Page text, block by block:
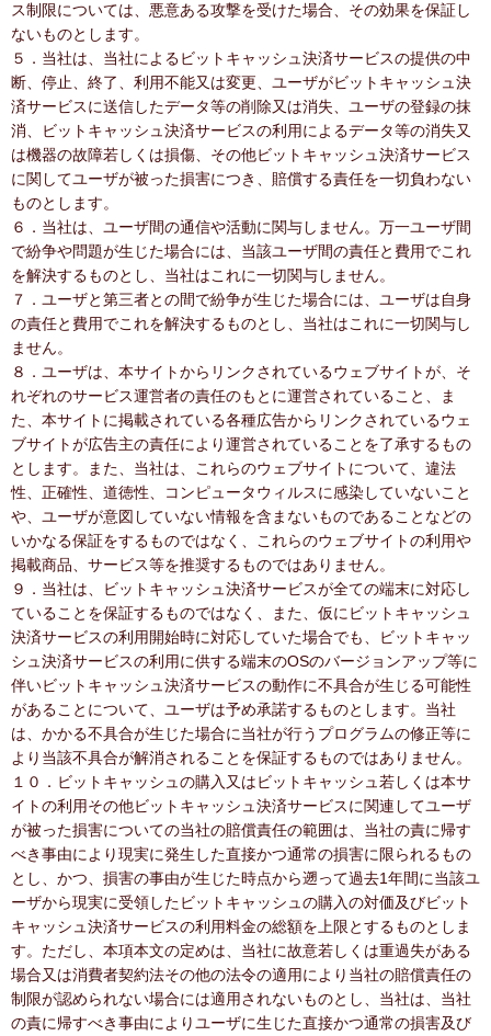
ス制限については、悪意ある攻撃を受けた場合、その効果を保証し
ないものとします。
５．当社は、当社によるビットキャッシュ決済サービスの提供の中
断、停止、終了、利用不能又は変更、ユーザがビットキャッシュ決
済サービスに送信したデータ等の削除又は消失、ユーザの登録の抹
消、ビットキャッシュ決済サービスの利用によるデータ等の消失又
は機器の故障若しくは損傷、その他ビットキャッシュ決済サービス
に関してユーザが被った損害につき、賠償する責任を一切負わない
ものとします。
６．当社は、ユーザ間の通信や活動に関与しません。万一ユーザ間
で紛争や問題が生じた場合には、当該ユーザ間の責任と費用でこれ
を解決するものとし、当社はこれに一切関与しません。
７．ユーザと第三者との間で紛争が生じた場合には、ユーザは自身
の責任と費用でこれを解決するものとし、当社はこれに一切関与し
ません。
８．ユーザは、本サイトからリンクされているウェブサイトが、そ
れぞれのサービス運営者の責任のもとに運営されていること、ま
た、本サイトに掲載されている各種広告からリンクされているウェ
ブサイトが広告主の責任により運営されていることを了承するもの
とします。また、当社は、これらのウェブサイトについて、違法
性、正確性、道徳性、コンピュータウィルスに感染していないこと
や、ユーザが意図していない情報を含まないものであることなどの
いかなる保証をするものではなく、これらのウェブサイトの利用や
掲載商品、サービス等を推奨するものではありません。
９．当社は、ビットキャッシュ決済サービスが全ての端末に対応し
ていることを保証するものではなく、また、仮にビットキャッシュ
決済サービスの利用開始時に対応していた場合でも、ビットキャッ
シュ決済サービスの利用に供する端末のOSのバージョンアップ等に
伴いビットキャッシュ決済サービスの動作に不具合が生じる可能性
があることについて、ユーザは予め承諾するものとします。当社
は、かかる不具合が生じた場合に当社が行うプログラムの修正等に
より当該不具合が解消されることを保証するものではありません。
１０．ビットキャッシュの購入又はビットキャッシュ若しくは本サ
イトの利用その他ビットキャッシュ決済サービスに関連してユーザ
が被った損害についての当社の賠償責任の範囲は、当社の責に帰す
べき事由により現実に発生した直接かつ通常の損害に限られるもの
とし、かつ、損害の事由が生じた時点から遡って過去1年間に当該ユ
ーザから現実に受領したビットキャッシュの購入の対価及びビット
キャッシュ決済サービスの利用料金の総額を上限とするものとしま
す。ただし、本項本文の定めは、当社に故意若しくは重過失がある
場合又は消費者契約法その他の法令の適用により当社の賠償責任の
制限が認められない場合には適用されないものとし、当社は、当社
の責に帰すべき事由によりユーザに生じた直接かつ通常の損害及び